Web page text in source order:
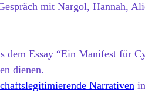
mit Nargol, Hannah,
dem Essay “Ein Manifest für
dienen.
Narrativenin